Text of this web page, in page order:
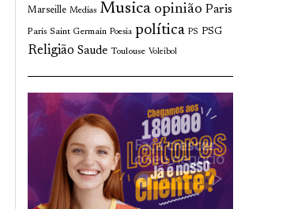
Marseille Medias Musica opinião Paris
Paris Saint Germain Poesia política PS PSG
Religião Saude Toulouse Voleibol